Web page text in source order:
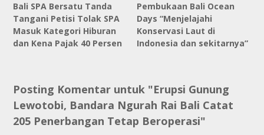
Bali SPA Bersatu Tanda
Tangani Petisi Tolak SPA
Masuk Kategori Hiburan
dan Kena Pajak 40 Persen
Pembukaan Bali Ocean
Days “Menjelajahi
Konservasi Laut di
Indonesia dan sekitarnya”
Posting Komentar untuk "Erupsi Gunung
Lewotobi, Bandara Ngurah Rai Bali Catat
205 Penerbangan Tetap Beroperasi"